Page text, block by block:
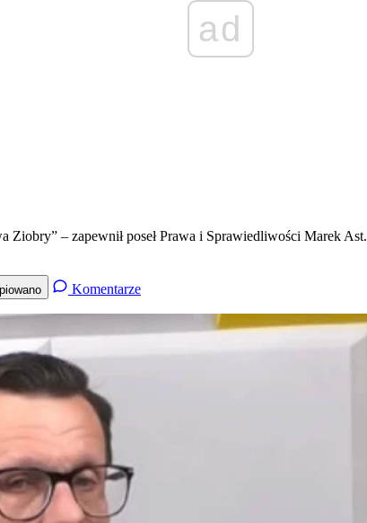
ad
– zapewnił poseł Prawa i Sprawiedliwości Marek Ast.
Komentarze